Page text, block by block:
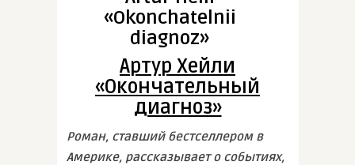
Артур Хейли
«Окончательный
диагноз»
Роман, ставший бестселлером в
Америке, рассказывает о событиях,